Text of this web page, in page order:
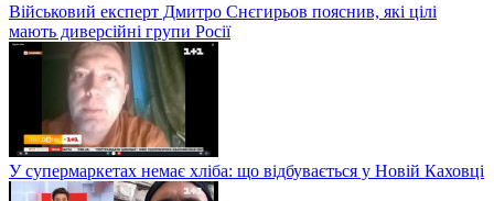
Військовий експерт Дмитро Снєгирьов пояснив, які цілі
мають диверсійні групи Росії
У супермаркетах немає хліба: що відбувається у Новій Каховці